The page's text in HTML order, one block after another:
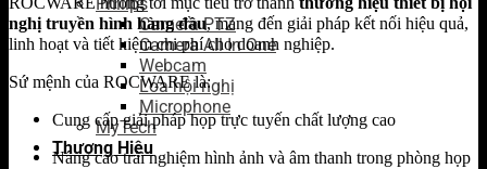
Camera PTZ
Camera All In One
Webcam
Loa hội nghị
Microphone
MyTech
Thương Hiệu
nghị truyền hình hàng đầu, mang đến giải pháp kết nối hiệu quả,
linh hoạt và tiết kiệm chi phí cho doanh nghiệp.
Sứ mệnh của ROCWARE là:
Cung cấp giải pháp họp trực tuyến chất lượng cao
Nâng cao trải nghiệm hình ảnh và âm thanh trong phòng họp